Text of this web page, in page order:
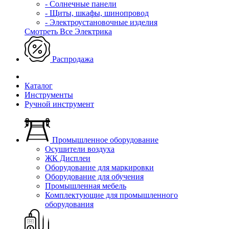
- Солнечные панели
- Щиты, шкафы, шинопровод
- Электроустановочные изделия
Смотреть Все Электрика
Распродажа
Каталог
Инструменты
Ручной инструмент
Промышленное оборудование
Осушители воздуха
ЖК Дисплеи
Оборудование для маркировки
Оборудование для обучения
Промышленная мебель
Комплектующие для промышленного
оборудования